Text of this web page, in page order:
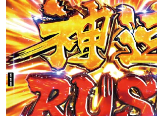
艇王STOCK
青島LOVE STOCK
最終ターン
ゴール前